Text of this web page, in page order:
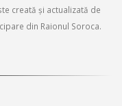
creată și actualizată de
din Raionul Soroca.